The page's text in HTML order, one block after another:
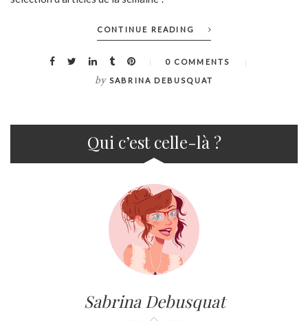
CONTINUE READING
0 COMMENTS
by SABRINA DEBUSQUAT
Qui c’est celle-là ?
Sabrina Debusquat